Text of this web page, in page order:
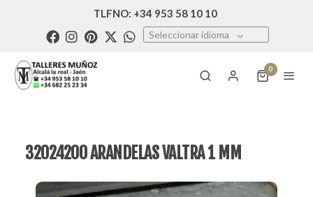
TLFNO: +34 953 58 10 10
Seleccionar idioma
0
32024200 ARANDELAS VALTRA 1 MM